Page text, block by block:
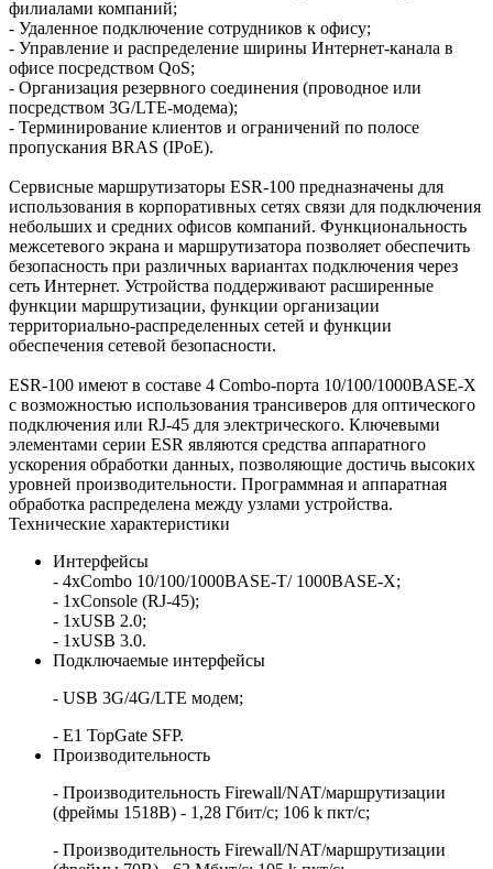
филиалами компаний;
- Удаленное подключение сотрудников к офису;
- Управление и распределение ширины Интернет-канала в
офисе посредством QoS;
- Организация резервного соединения (проводное или
посредством 3G/LTE-модема);
- Терминирование клиентов и ограничений по полосе
пропускания BRAS (IPoE).
Сервисные маршрутизаторы ESR-100 предназначены для
использования в корпоративных сетях связи для подключения
небольших и средних офисов компаний. Функциональность
межсетевого экрана и маршрутизатора позволяет обеспечить
безопасность при различных вариантах подключения через
сеть Интернет. Устройства поддерживают расширенные
функции маршрутизации, функции организации
территориально-распределенных сетей и функции
обеспечения сетевой безопасности.
ESR-100 имеют в составе 4 Combo-порта 10/100/1000BASE-X
с возможностью использования трансиверов для оптического
подключения или RJ-45 для электрического. Ключевыми
элементами серии ESR являются средства аппаратного
ускорения обработки данных, позволяющие достичь высоких
уровней производительности. Программная и аппаратная
обработка распределена между узлами устройства.
Технические характеристики
Интерфейсы
- 4хCombo 10/100/1000BASE-T/ 1000BASE-X;
- 1xConsole (RJ-45);
- 1хUSB 2.0;
- 1хUSB 3.0.
Подключаемые интерфейсы
- USB 3G/4G/LTE модем;
- E1 TopGate SFP.
Производительность
- Производительность Firewall/NAT/маршрутизации
(фреймы 1518B) - 1,28 Гбит/c; 106 k пкт/с;
- Производительность Firewall/NAT/маршрутизации